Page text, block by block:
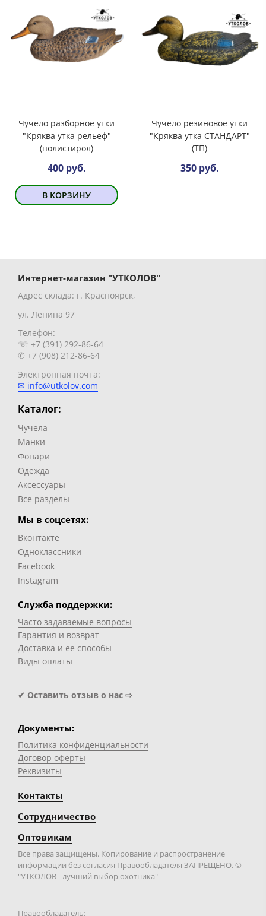
Чучело разборное утки
"Кряква утка рельеф"
(полистирол)
400 руб.
В КОРЗИНУ
Чучело резиновое утки
"Кряква утка СТАНДАРТ"
(ТП)
350 руб.
Интернет-магазин "УТКОЛОВ"
Адрес склада: г. Красноярск,
ул. Ленина 97
Телефон:
☏ +7 (391) 292-86-64
✆ +7 (908) 212-86-64
Электронная почта:
✉ info@utkolov.com
Каталог:
Чучела
Манки
Фонари
Одежда
Аксессуары
Все разделы
Мы в соцсетях:
Вконтакте
Одноклассники
Facebook
Instagram
Служба поддержки:
Часто задаваемые вопросы
Гарантия и возврат
Доставка и ее способы
Виды оплаты
✔ Оставить отзыв о нас ⇨
Документы:
Политика конфиденциальности
Договор оферты
Реквизиты
Контакты
Сотрудничество
Оптовикам
Все права защищены. Копирование и распространение
информации без согласия Правообладателя ЗАПРЕЩЕНО. ©
"УТКОЛОВ - лучший выбор охотника"
Правообладатель: